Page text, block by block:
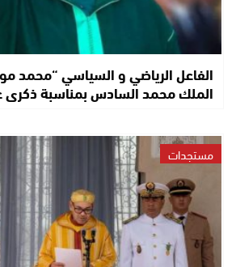
الفاعل الرياضي و السياسي “محمد
الملك محمد السادس بمناسبة ذكرى
مستجدات